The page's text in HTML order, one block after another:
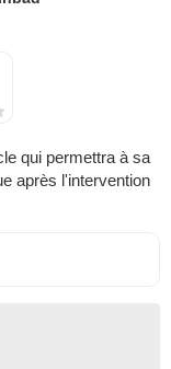
qui permettra à sa
après l'intervention